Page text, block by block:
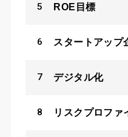
5 ROE目標
6 スタートアップ
7 デジタル化
8 リスクプロファ